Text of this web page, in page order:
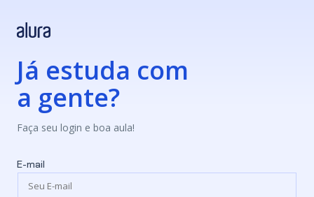
Já estuda com
a gente?
Faça seu login e boa aula!
E-mail